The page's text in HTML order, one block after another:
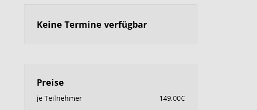
Keine Termine verfügbar
Preise
je Teilnehmer
149,00€